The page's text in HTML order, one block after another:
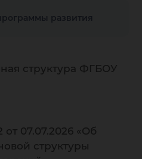
развития
структура ФГБОУ
от 07.07.2026 «Об
структуры